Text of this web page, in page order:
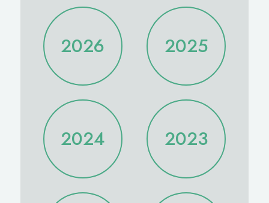
2026
2026/08
2026/07
2026/06
2026/05
2026/04
2026/03
2026/02
2026/01
2025
2025/12
2025/11
2025/10
2025/09
2025/08
2025/07
2025/06
2025/05
2025/04
2025/03
2025/02
2025/01
2024
2024/12
2024/11
2024/10
2024/09
2023
2023/12
2023/11
2023/10
2023/09